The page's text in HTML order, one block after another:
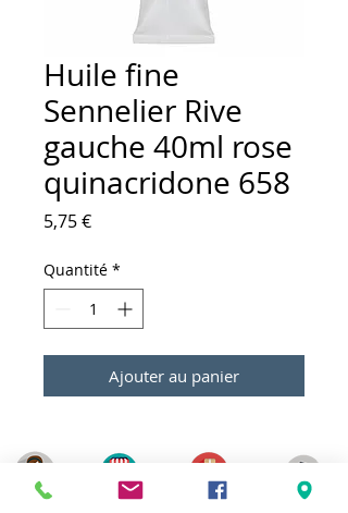
Huile fine
Sennelier Rive
gauche 40ml rose
quinacridone 658
5,75 €Prix
Quantité *
Ajouter au panier
Service client
Paiement sécurisé
Click & Collect 2H
Livraison gratuite